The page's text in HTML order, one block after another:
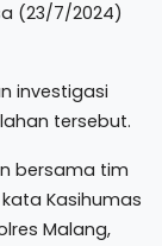
(23/7/2024)
investigasi
tersebut.
bersama tim
Kasihumas
Malang,